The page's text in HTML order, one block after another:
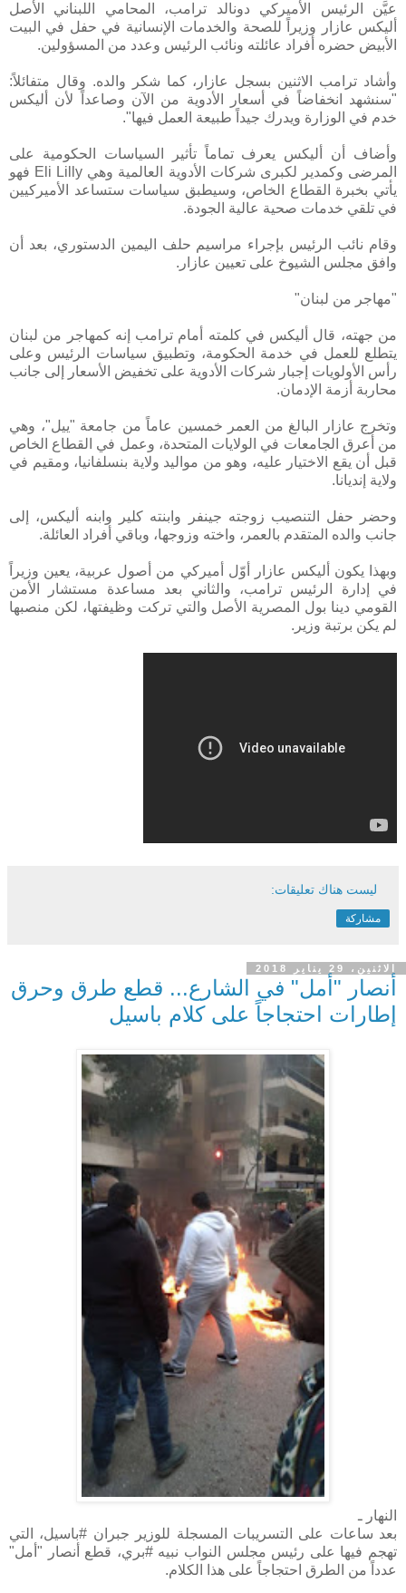
عيَّن الرئيس الأميركي دونالد ترامب، المحامي اللبناني الأصل
أليكس عازار وزيراً للصحة والخدمات الإنسانية في حفل في البيت
الأبيض حضره أفراد عائلته ونائب الرئيس وعدد من المسؤولين.
وأشاد ترامب الاثنين بسجل عازار، كما شكر والده. وقال متفائلاً:
"سنشهد انخفاضاً في أسعار الأدوية من الآن وصاعداً لأن أليكس
خدم في الوزارة ويدرك جيداً طبيعة العمل فيها".
وأضاف أن أليكس يعرف تماماً تأثير السياسات الحكومية على
المرضى وكمدير لكبرى شركات الأدوية العالمية وهي Eli Lilly فهو
يأتي بخبرة القطاع الخاص، وسيطبق سياسات ستساعد الأميركيين
في تلقي خدمات صحية عالية الجودة.
وقام نائب الرئيس بإجراء مراسيم حلف اليمين الدستوري، بعد أن
وافق مجلس الشيوخ على تعيين عازار.
"مهاجر من لبنان"
من جهته، قال أليكس في كلمته أمام ترامب إنه كمهاجر من لبنان
يتطلع للعمل في خدمة الحكومة، وتطبيق سياسات الرئيس وعلى
رأس الأولويات إجبار شركات الأدوية على تخفيض الأسعار إلى جانب
محاربة أزمة الإدمان.
وتخرج عازار البالغ من العمر خمسين عاماً من جامعة "ييل"، وهي
من أعرق الجامعات في الولايات المتحدة، وعمل في القطاع الخاص
قبل أن يقع الاختيار عليه، وهو من مواليد ولاية بنسلفانيا، ومقيم في
ولاية إنديانا.
وحضر حفل التنصيب زوجته جينفر وابنته كلير وابنه أليكس، إلى
جانب والده المتقدم بالعمر، واخته وزوجها، وباقي أفراد العائلة.
وبهذا يكون أليكس عازار أوّل أميركي من أصول عربية، يعين وزيراً
في إدارة الرئيس ترامب، والثاني بعد مساعدة مستشار الأمن
القومي دينا بول المصرية الأصل والتي تركت وظيفتها، لكن منصبها
لم يكن برتبة وزير.
ليست هناك تعليقات:
مشاركة
الاثنين، 29 يناير 2018
أنصار "أمل" في الشارع... قطع طرق وحرق
إطارات احتجاجاً على كلام باسيل
النهار ـ
بعد ساعات على التسريبات المسجلة للوزير جبران #باسيل، التي
تهجم فيها على رئيس مجلس النواب نبيه #بري، قطع أنصار "أمل"
عدداً من الطرق احتجاجاً على هذا الكلام.